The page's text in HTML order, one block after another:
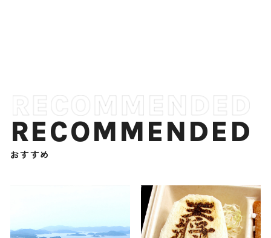
RECOMMENDED
おすすめ